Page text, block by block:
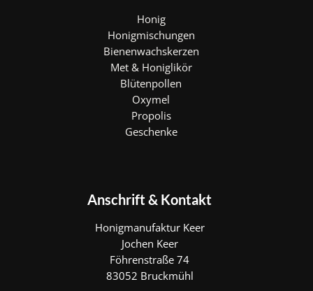
Honig
Honigmischungen
Bienenwachskerzen
Met & Honiglikör
Blütenpollen
Oxymel
Propolis
Geschenke
Anschrift & Kontakt
Honigmanufaktur Keer
Jochen Keer
Föhrenstraße 74
83052 Bruckmühl